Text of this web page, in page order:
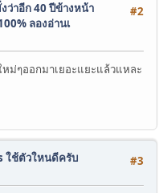
#2
ว่าอีก 40 ปีข้างหน้า
ลองอ่านเ
ม่ๆออกมาเยอะแยะแล้วแหละ
#3
ใช้ตัวใหนดีครับ